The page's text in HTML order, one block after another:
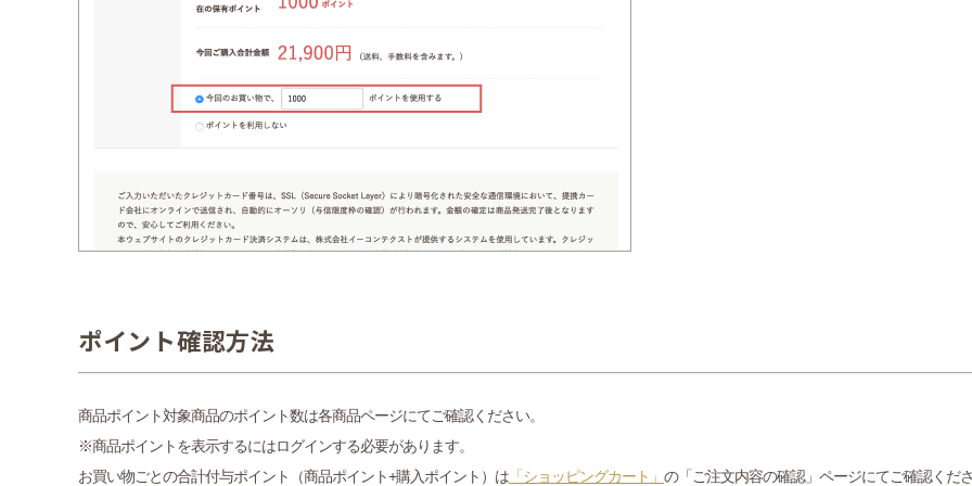
ポイント確認方法
商品ポイント対象商品のポイント数は各商品ページにてご確認ください。
※商品ポイントを表示するにはログインする必要があります。
お買い物ごとの合計付与ポイント（商品ポイント+購入ポイント）は 「ショッピングカート」 の「ご注文内容の確認」ページにてご確認くだ